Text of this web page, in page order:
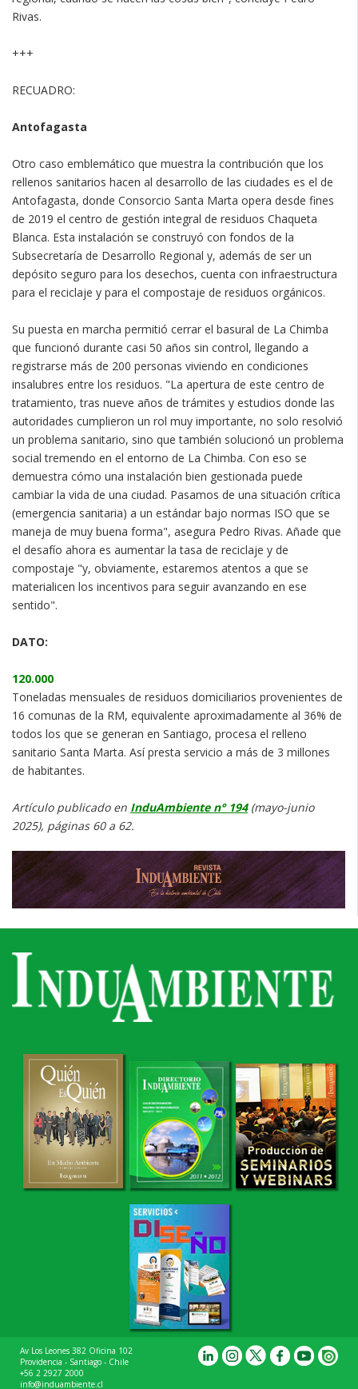
Rivas.
+++
RECUADRO:
Antofagasta
Otro caso emblemático que muestra la contribución que los
rellenos sanitarios hacen al desarrollo de las ciudades es el de
Antofagasta, donde Consorcio Santa Marta opera desde fines
de 2019 el centro de gestión integral de residuos Chaqueta
Blanca. Esta instalación se construyó con fondos de la
Subsecretaría de Desarrollo Regional y, además de ser un
depósito seguro para los desechos, cuenta con infraestructura
para el reciclaje y para el compostaje de residuos orgánicos.
Su puesta en marcha permitió cerrar el basural de La Chimba
que funcionó durante casi 50 años sin control, llegando a
registrarse más de 200 personas viviendo en condiciones
insalubres entre los residuos. "La apertura de este centro de
tratamiento, tras nueve años de trámites y estudios donde las
autoridades cumplieron un rol muy importante, no solo resolvió
un problema sanitario, sino que también solucionó un problema
social tremendo en el entorno de La Chimba. Con eso se
demuestra cómo una instalación bien gestionada puede
cambiar la vida de una ciudad. Pasamos de una situación crítica
(emergencia sanitaria) a un estándar bajo normas ISO que se
maneja de muy buena forma", asegura Pedro Rivas. Añade que
el desafío ahora es aumentar la tasa de reciclaje y de
compostaje "y, obviamente, estaremos atentos a que se
materialicen los incentivos para seguir avanzando en ese
sentido".
DATO:
120.000
Toneladas mensuales de residuos domiciliarios provenientes de
16 comunas de la RM, equivalente aproximadamente al 36% de
todos los que se generan en Santiago, procesa el relleno
sanitario Santa Marta. Así presta servicio a más de 3 millones
de habitantes.
Artículo publicado en InduAmbiente n° 194(mayo-junio
2025), páginas 60 a 62.
Av Los Leones 382 Oficina 102
Providencia - Santiago - Chile
+56 2 2927 2000
info@induambiente.cl